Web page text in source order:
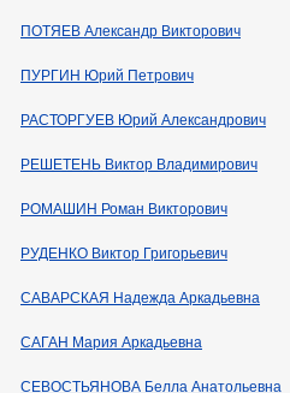
ПОТЯЕВ Александр Викторович
ПУРГИН Юрий Петрович
РАСТОРГУЕВ Юрий Александрович
РЕШЕТЕНЬ Виктор Владимирович
РОМАШИН Роман Викторович
РУДЕНКО Виктор Григорьевич
САВАРСКАЯ Надежда Аркадьевна
САГАН Мария Аркадьевна
СЕВОСТЬЯНОВА Белла Анатольевна